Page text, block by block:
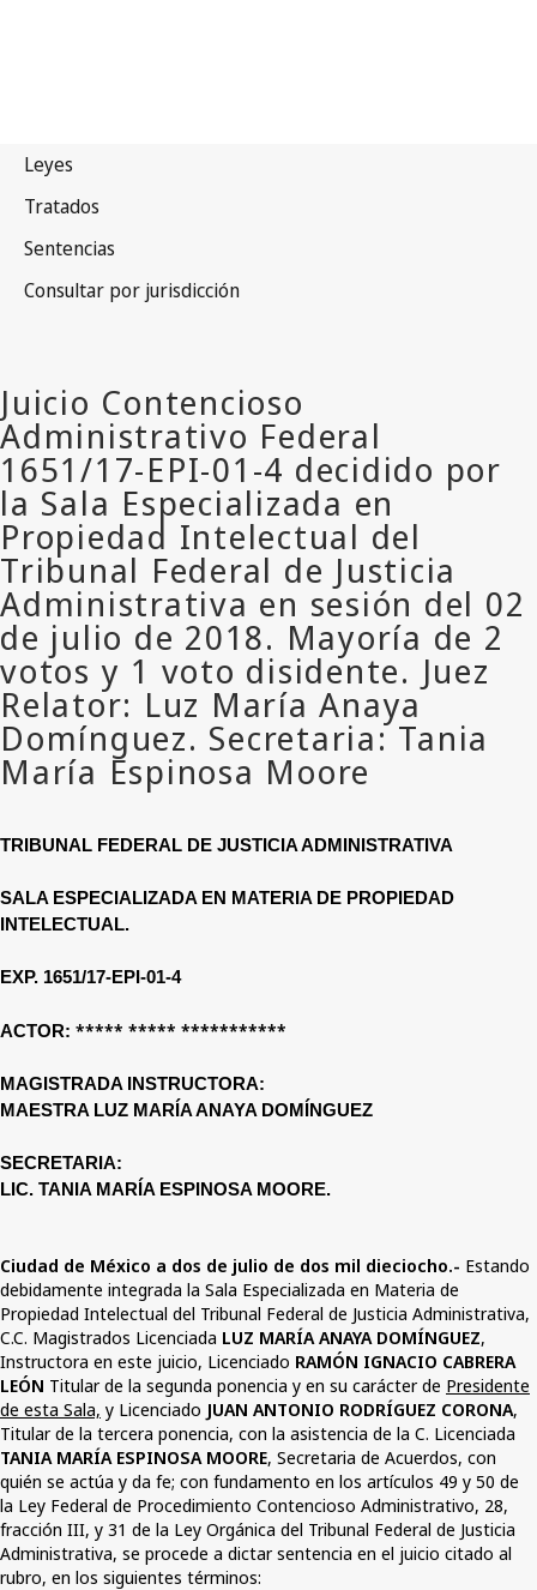
TRIBUNAL FEDERAL DE JUSTICIA ADMINISTRATIVA
SALA ESPECIALIZADA EN MATERIA DE PROPIEDAD
INTELECTUAL.
EXP. 1651/17-EPI-01-4
ACTOR: ***** ***** ***********
MAGISTRADA INSTRUCTORA:
MAESTRA LUZ MARÍA ANAYA DOMÍNGUEZ
SECRETARIA:
LIC. TANIA MARÍA ESPINOSA MOORE.
Ciudad de México a dos de julio de dos mil dieciocho.- Estando
debidamente integrada la Sala Especializada en Materia de
Propiedad Intelectual del Tribunal Federal de Justicia Administrativa,
C.C. Magistrados Licenciada LUZ MARÍA ANAYA DOMÍNGUEZ,
Instructora en este juicio, Licenciado RAMÓN IGNACIO CABRERA
LEÓN Titular de la segunda ponencia y en su carácter de Presidente
de esta Sala, y Licenciado JUAN ANTONIO RODRÍGUEZ CORONA,
Titular de la tercera ponencia, con la asistencia de la C. Licenciada
TANIA MARÍA ESPINOSA MOORE, Secretaria de Acuerdos, con
quién se actúa y da fe; con fundamento en los artículos 49 y 50 de
la Ley Federal de Procedimiento Contencioso Administrativo, 28,
fracción III, y 31 de la Ley Orgánica del Tribunal Federal de Justicia
Administrativa, se procede a dictar sentencia en el juicio citado al
rubro, en los siguientes términos: